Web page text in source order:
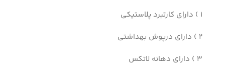
1 ) دارای کارتبرد پلاستیکی
2 ) دارای درپوش بهداشتی
3 ) دارای دهانه لاتکس